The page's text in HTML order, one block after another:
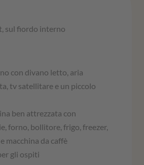
sul fiordo interno
con divano letto, aria
tv satellitare e un piccolo
ben attrezzata con
forno, bollitore, frigo, freezer,
macchina da caffè
gli ospiti